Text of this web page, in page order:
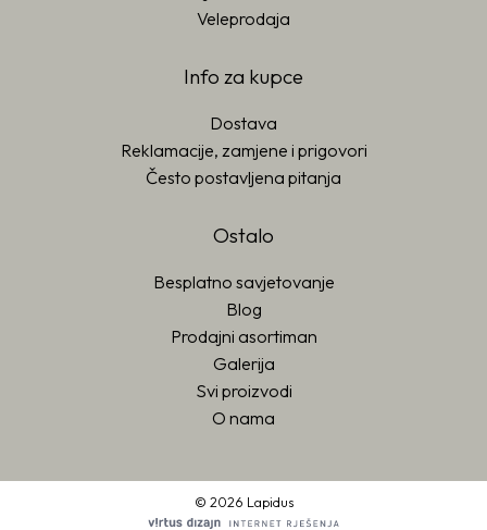
Veleprodaja
Info za kupce
Dostava
Reklamacije, zamjene i prigovori
Često postavljena pitanja
Ostalo
Besplatno savjetovanje
Blog
Prodajni asortiman
Galerija
Svi proizvodi
O nama
© 2026 Lapidus